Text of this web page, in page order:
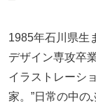
1985年石川県生
デザイン専攻卒
イラストレーシ
家。”日常の中の